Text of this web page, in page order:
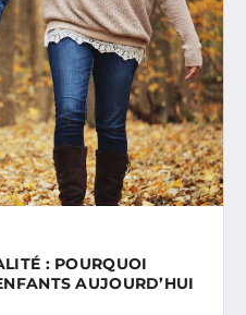
: POURQUOI
AUJOURD’HUI